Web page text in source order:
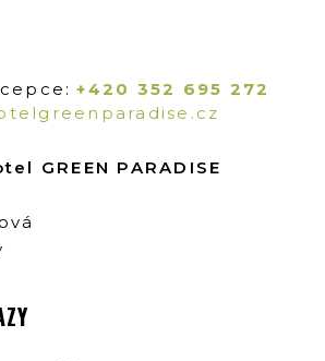
+420 352 695 272
GREEN PARADISE